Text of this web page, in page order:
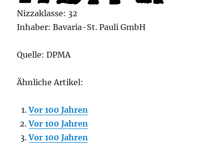
Nizzaklasse: 32
Inhaber: Bavaria-St. Pauli GmbH
Quelle: DPMA
Ähnliche Artikel:
Vor 100 Jahren
Vor 100 Jahren
Vor 100 Jahren